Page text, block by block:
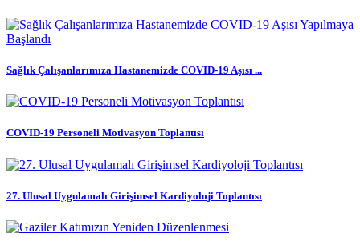
Sağlık Çalışanlarımıza Hastanemizde COVID-19 Aşısı ...
COVID-19 Personeli Motivasyon Toplantısı
27. Ulusal Uygulamalı Girişimsel Kardiyoloji Toplantısı